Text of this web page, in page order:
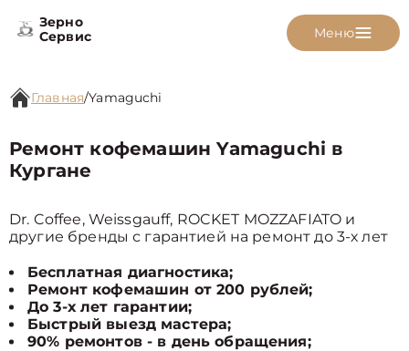
Зерно
Сервис
Меню
Главная/Yamaguchi
Ремонт кофемашин Yamaguchi в
Кургане
Dr. Coffee, Weissgauff, ROCKET MOZZAFIATO и
другие бренды с гарантией на ремонт до 3-х лет
Бесплатная диагностика;
Ремонт кофемашин от 200 рублей;
До 3-х лет гарантии;
Быстрый выезд мастера;
90% ремонтов - в день обращения;